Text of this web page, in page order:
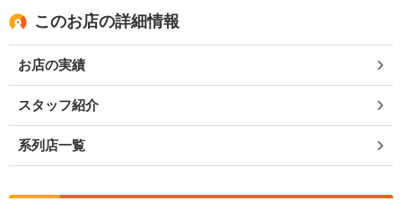
このお店の詳細情報
お店の実績
スタッフ紹介
系列店一覧